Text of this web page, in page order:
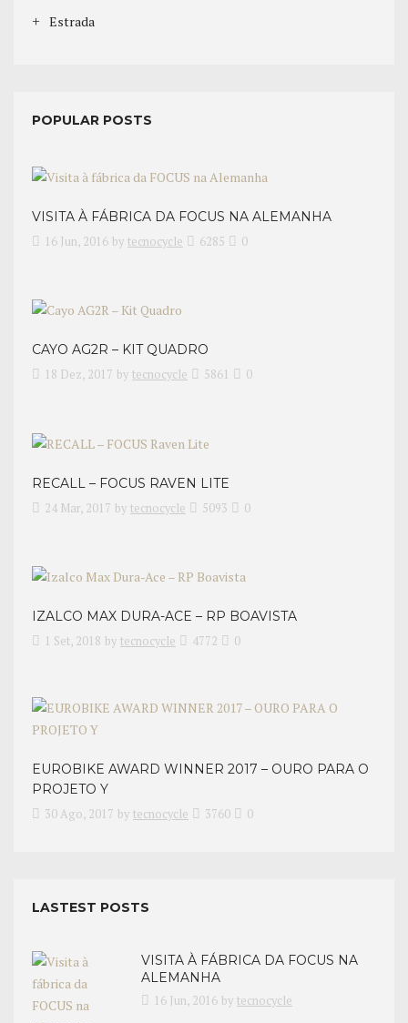
Estrada
POPULAR POSTS
VISITA À FÁBRICA DA FOCUS NA ALEMANHA
16 Jun, 2016 by tecnocycle 6285 0
CAYO AG2R – KIT QUADRO
18 Dez, 2017 by tecnocycle 5861 0
RECALL – FOCUS RAVEN LITE
24 Mar, 2017 by tecnocycle 5093 0
IZALCO MAX DURA-ACE – RP BOAVISTA
1 Set, 2018 by tecnocycle 4772 0
EUROBIKE AWARD WINNER 2017 – OURO PARA O
PROJETO Y
30 Ago, 2017 by tecnocycle 3760 0
LASTEST POSTS
VISITA À FÁBRICA DA FOCUS NA
ALEMANHA
16 Jun, 2016 by tecnocycle